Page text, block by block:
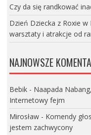
Czy da się randkować
Dzień Dziecka z Roxie w
warsztaty i atrakcje od
NAJNOWSZE
Bebik- Naapada
Internetowy fejm
Mirosław- Komendy
jestem zachwycony